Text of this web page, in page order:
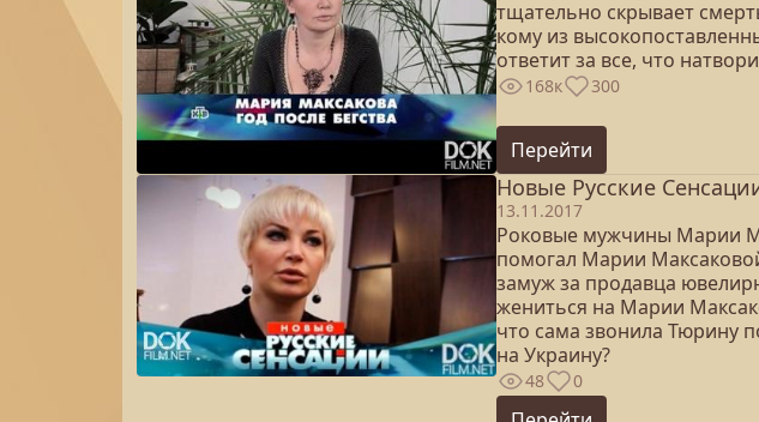
тщательно скрывает
кому из
ответит за все, что
168к 300
Перейти
Новые Русские
13.11.2017
Роковые мужчины Марии
помогал Марии
замуж за продавца
жениться на Марии
что сама звонила Тюрину
на Украину?
48 0